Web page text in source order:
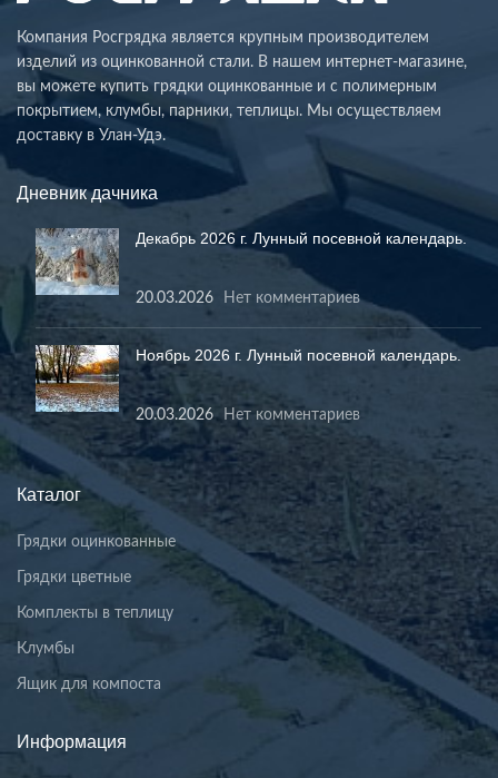
Компания Росгрядка является крупным производителем
изделий из оцинкованной стали. В нашем интернет-магазине,
вы можете купить грядки оцинкованные и с полимерным
покрытием, клумбы, парники, теплицы. Мы осуществляем
доставку в Улан-Удэ.
Дневник дачника
Декабрь 2026 г. Лунный посевной календарь.
20.03.2026 Нет комментариев
Ноябрь 2026 г. Лунный посевной календарь.
20.03.2026 Нет комментариев
Каталог
Грядки оцинкованные
Грядки цветные
Комплекты в теплицу
Клумбы
Ящик для компоста
Информация